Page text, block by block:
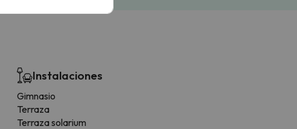
Instalaciones
Gimnasio
Terraza
Terraza solarium